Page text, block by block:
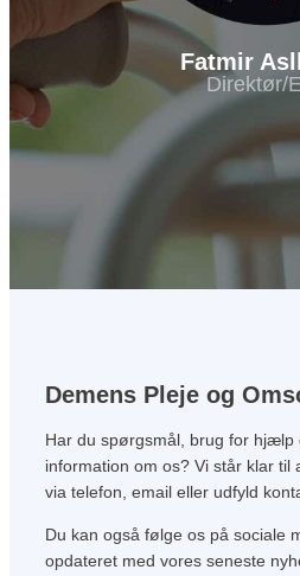
Fatmir
Direktør/
Demens Pleje og
Har du spørgsmål, brug for hjælp
information om os? Vi står klar
via telefon, email eller udfyld
Du kan også følge os på sociale
opdateret med vores seneste